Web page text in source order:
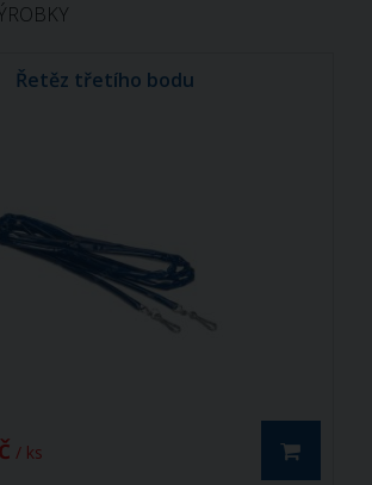
Řetěz třetího bodu
/ ks